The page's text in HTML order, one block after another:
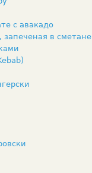
с авакадо
в сметане